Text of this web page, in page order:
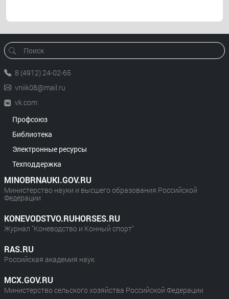
8 (4912) 24-02-65
vniik08@mail.ru
vk.com
Профсоюз
Библиотека
Электронные ресурсы
Техподдержка
MINOBRNAUKI.GOV.RU
Министерство науки и высшего образования Российской
Федерации
KONEVODSTVO.RUHORSES.RU
Журнал "Коневодство и Конный спорт"
RAS.RU
Российская академия наук
MCX.GOV.RU
Министерство сельского хозяйства Российской Федерации